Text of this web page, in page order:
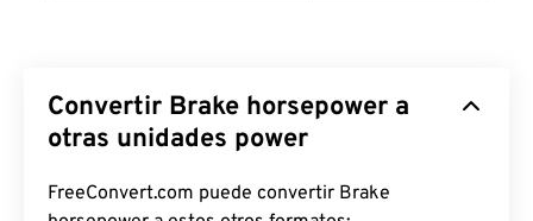
Convertir Brake horsepower a
otras unidades power
FreeConvert.com puede convertir Brake